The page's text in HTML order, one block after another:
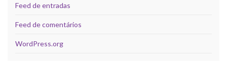
Feed de entradas
Feed de comentários
WordPress.org